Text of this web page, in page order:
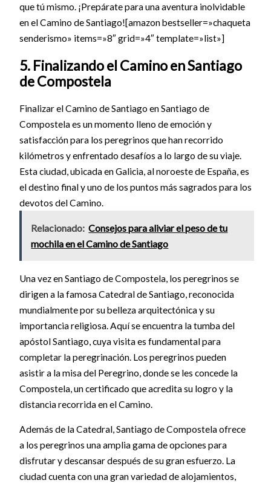
que tú mismo. ¡Prepárate para una aventura inolvidable
en el Camino de Santiago![amazon bestseller=»chaqueta
senderismo» items=»8″ grid=»4″ template=»list»]
5. Finalizando el Camino en Santiago
de Compostela
Finalizar el Camino de Santiago en Santiago de
Compostela es un momento lleno de emoción y
satisfacción para los peregrinos que han recorrido
kilómetros y enfrentado desafíos a lo largo de su viaje.
Esta ciudad, ubicada en Galicia, al noroeste de España, es
el destino final y uno de los puntos más sagrados para los
devotos del Camino.
Relacionado: Consejos para aliviar el peso de tu
mochila en el Camino de Santiago
Una vez en Santiago de Compostela, los peregrinos se
dirigen a la famosa Catedral de Santiago, reconocida
mundialmente por su belleza arquitectónica y su
importancia religiosa. Aquí se encuentra la tumba del
apóstol Santiago, cuya visita es fundamental para
completar la peregrinación. Los peregrinos pueden
asistir a la misa del Peregrino, donde se les concede la
Compostela, un certificado que acredita su logro y la
distancia recorrida en el Camino.
Además de la Catedral, Santiago de Compostela ofrece
a los peregrinos una amplia gama de opciones para
disfrutar y descansar después de su gran esfuerzo. La
ciudad cuenta con una gran variedad de alojamientos,